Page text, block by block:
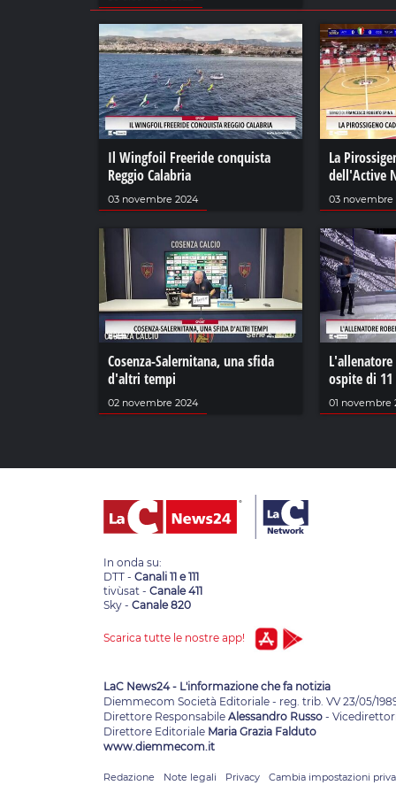
Il Wingfoil Freeride conquista
Reggio Calabria
03 novembre 2024
La
dell'Active
03 novembre
Cosenza-Salernitana, una sfida
d'altri tempi
02 novembre 2024
ospite di
01 novembre
In onda su:
DTT - Canali 11 e 111
tivùsat - Canale 411
Sky - Canale 820
Scarica tutte le nostre app!
LaC News24 - L'informazione che fa notizia
Diemmecom Società Editoriale - reg. trib. VV 23/05/
Direttore Responsabile Alessandro Russo - Vicedirettori
Direttore Editoriale Maria Grazia Falduto
www.diemmecom.it
Redazione Note legali Privacy Cambia impostazioni